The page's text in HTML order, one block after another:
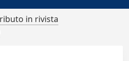
in rivista